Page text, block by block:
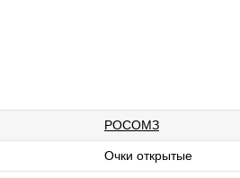
РОСОМЗ
Очки открытые